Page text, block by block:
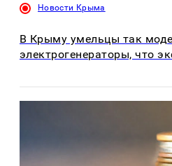
Новости Крыма
В Крыму умельцы так
электрогенераторы, что